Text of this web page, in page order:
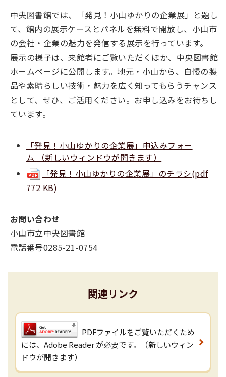
中央図書館では、「発見！小山ゆかりの企業展」と題し
て、館内の展示ケースとパネルを無料で開放し、小山市
の会社・企業の魅力を発信する展示を行っています。
展示の様子は、来館者にご覧いただくほか、中央図書館
ホームページに公開します。地元・小山から、自慢の製
品や素晴らしい技術・魅力を広く知ってもらうチャンス
として、ぜひ、ご活用ください。お申し込みをお待ちし
ています。
「発見！小山ゆかりの企業展」申込みフォー
ム
（新しいウィンドウが開きます）
「発見！小山ゆかりの企業展」のチラシ(pdf
772 KB)
お問い合わせ
小山市立中央図書館
電話番号0285-21-0754
関連リンク
PDFファイルをご覧いただくため
には、Adobe Reader が必要です。（新しいウィン
ドウが開きます）